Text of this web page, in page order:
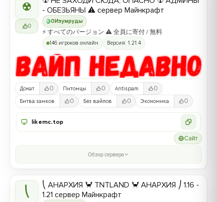
☢
0
0 Изумруды
- ОБЕЗЬЯНЫ ⚠ сервер Майнкрафт
⚡ すべてのバージョン ⚠ 全員に寄付 / 無料
146 игроков онлайн Версия: 1.21.4
Донат 0 Питомцы 0 Antispam 0
Битва замков 0 Без вайпов 0 Экономика 0
likemc.top
Сайт
Обзор сервера
⎝
⎝ АНАРХИЯ 🦀 TNTLAND 🦀 АНАРХИЯ ⎠ 1.16 -
1.21 сервер Майнкрафт